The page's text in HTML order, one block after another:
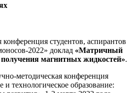
студентов, аспирантов
2022» доклад «Матричный
получения магнитных жидкостей».
методическая конференция
и технологическое образование: